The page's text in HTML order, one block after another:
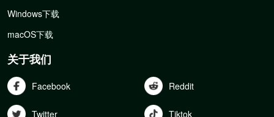
Windows下载
macOS下载
关于我们
Facebook Reddit
Twitter Tiktok